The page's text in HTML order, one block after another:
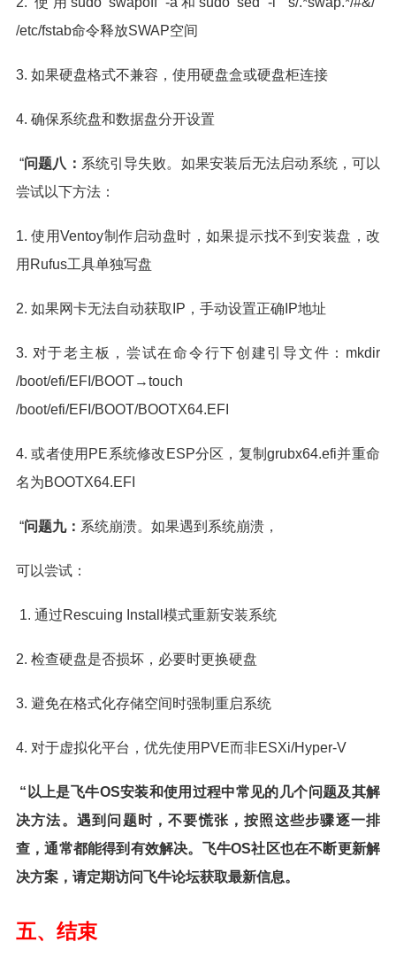
/etc/fstab命令释放SWAP空间
3. 如果硬盘格式不兼容，使用硬盘盒或硬盘柜连接
4. 确保系统盘和数据盘分开设置
“问题八： 系统引导失败。如果安装后无法启动系统，可以
尝试以下方法：
1. 使用Ventoy制作启动盘时，如果提示找不到安装盘，改
用Rufus工具单独写盘
2. 如果网卡无法自动获取IP，手动设置正确IP地址
3. 对于老主板，尝试在命令行下创建引导文件：mkdir
/boot/efi/EFI/BOOT→touch
/boot/efi/EFI/BOOT/BOOTX64.EFI
4. 或者使用PE系统修改ESP分区，复制grubx64.efi并重命
名为BOOTX64.EFI
“问题九： 系统崩溃。如果遇到系统崩溃，
可以尝试：
1. 通过Rescuing Install模式重新安装系统
2. 检查硬盘是否损坏，必要时更换硬盘
3. 避免在格式化存储空间时强制重启系统
4. 对于虚拟化平台，优先使用PVE而非ESXi/Hyper-V
“以上是飞牛OS安装和使用过程中常见的几个问题及其解
决方法。遇到问题时，不要慌张，按照这些步骤逐一排
查，通常都能得到有效解决。飞牛OS社区也在不断更新解
决方案，请定期访问飞牛论坛获取最新信息。
五、结束